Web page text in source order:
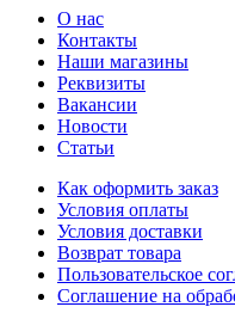
О нас
Контакты
Наши магазины
Реквизиты
Вакансии
Новости
Статьи
Как оформить заказ
Условия оплаты
Условия доставки
Возврат товара
Пользовательское
Соглашение на